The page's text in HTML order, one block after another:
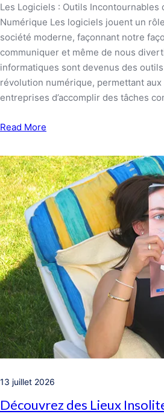
Les Logiciels : Outils Incontournables
Numérique Les logiciels jouent un
société moderne, façonnant notre
communiquer et même de nous
informatiques sont devenus des
révolution numérique, permettant
entreprises d’accomplir des tâches
Read More
13 juillet 2026
Découvrez des Lieux